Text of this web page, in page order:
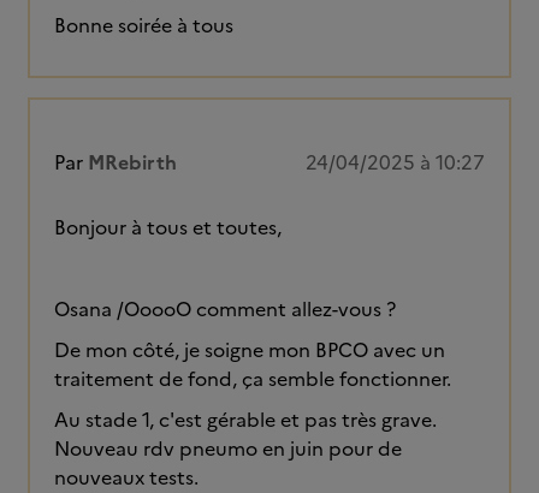
Bonne soirée à tous
Par MRebirth 24/04/2025 à 10:27
Bonjour à tous et toutes,
Osana /OoooO comment allez-vous ?
De mon côté, je soigne mon BPCO avec un
traitement de fond, ça semble fonctionner.
Au stade 1, c'est gérable et pas très grave.
Nouveau rdv pneumo en juin pour de
nouveaux tests.